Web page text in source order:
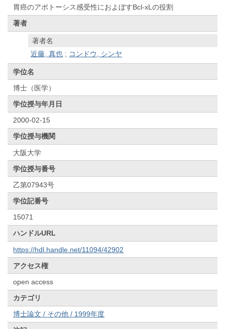
胃癌のアポトーシス感受性におよぼすBcl-xLの役割
著者
著者名
近藤, 真也 ; コンドウ, シンヤ
学位名
博士（医学）
学位授与年月日
2000-02-15
学位授与機関
大阪大学
学位授与番号
乙第07943号
学位記番号
15071
ハンドルURL
https://hdl.handle.net/11094/42902
アクセス権
open access
カテゴリ
博士論文 / その他 / 1999年度